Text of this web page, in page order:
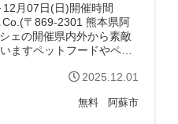
月07日(日)開催時間
〒869-2301 熊本県阿
ェの開催県内外から素敵
ますペットフードやペッ
2025.12.01
無料 阿蘇市